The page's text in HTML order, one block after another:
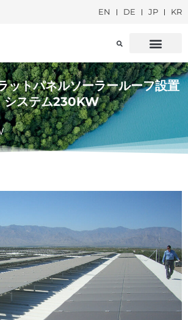
EN DE JP KR
ットパネルソーラールーフ設置
システム230KW